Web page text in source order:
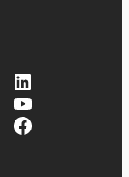
LinkedIn
YouTube
Facebook